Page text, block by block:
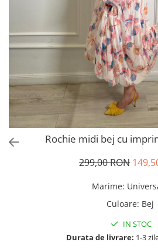
Rochii de eveniment
Rochie midi bej cu
299,00 RON
Marime:
Culoare: Bej
IN STOC
Durata de livrare: 1-3